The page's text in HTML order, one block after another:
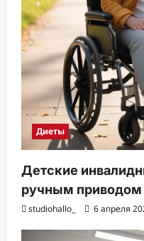
Диеты
Детские
ручным приводом
studiohallo_ 6 апреля